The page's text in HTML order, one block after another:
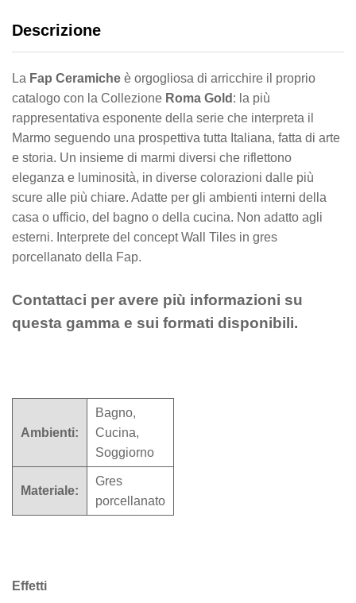
Descrizione
La Fap Ceramiche è orgogliosa di arricchire il proprio
catalogo con la Collezione Roma Gold : la più
rappresentativa esponente della serie che interpreta il
Marmo seguendo una prospettiva tutta Italiana, fatta di arte
e storia. Un insieme di marmi diversi che riflettono
eleganza e luminosità, in diverse colorazioni dalle più
scure alle più chiare. Adatte per gli ambienti interni della
casa o ufficio, del bagno o della cucina. Non adatto agli
esterni. Interprete del concept Wall Tiles in gres
porcellanato della Fap.
Contattaci per avere più informazioni su
questa gamma e sui formati disponibili.
Ambienti:
Bagno,
Cucina,
Soggiorno
Materiale:
Gres
porcellanato
Effetti